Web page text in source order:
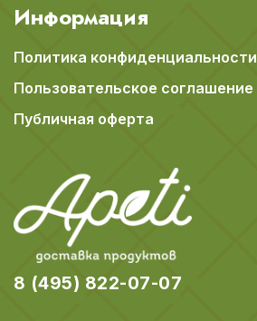
Информация
Политика конфиденциальности
Пользовательское соглашение
Публичная оферта
8 (495) 822-07-07